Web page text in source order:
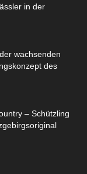
in der
wachsenden
des
– Schützling